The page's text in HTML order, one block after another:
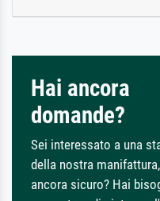
Hai ancora
domande?
Sei interessato a una
della nostra
ancora sicuro? Hai